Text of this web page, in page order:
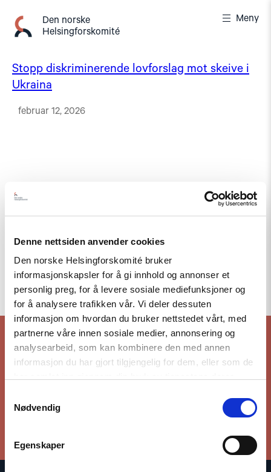
Denne nettsiden anvender cookies
Den norske Helsingforskomité bruker
informasjonskapsler for å gi innhold og annonser et
personlig preg, for å levere sosiale mediefunksjoner og
for å analysere trafikken vår. Vi deler dessuten
informasjon om hvordan du bruker nettstedet vårt, med
partnerne våre innen sosiale medier, annonsering og
analysearbeid, som kan kombinere den med annen
informasjon du har gjort tilgjengelig for dem, eller som de
Nødvendig
Egenskaper
innhold
Den norske
Helsingforskomité
Meny
Stopp diskriminerende lovforslag mot skeive i
Ukraina
februar 12, 2026
Til toppen
Hold deg oppdatert på vårt arbeid